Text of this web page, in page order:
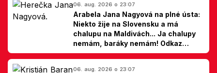
06. aug. 2026 o 23:07
Arabela Jana Nagyová na plné ústa:
Niekto žije na Slovensku a má
chalupu na Maldivách... Ja chalupy
nemám, baráky nemám! Odkaz
Slovákom
06. aug. 2026 o 23:07